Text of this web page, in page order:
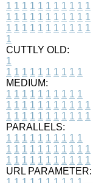
1 1 1 1 1 1 1 1 1 1 1
1 1 1 1 1 1 1 1 1 1 1
1 1 1 1 1 1 1 1 1 1 1
1
CUTTLY OLD:
1
1 1 1 1 1 1 1 1 1 1
MEDIUM:
1 1 1 1 1 1 1 1 1 1
1 1 1 1 1 1 1 1 1 1 1
1 1 1 1 1 1 1 1 1 1 1
PARALLELS:
1 1 1 1 1 1 1 1 1 1
1 1 1 1 1 1 1 1 1 1 1
1 1 1 1 1 1 1 1 1 1 1
URL PARAMETER: